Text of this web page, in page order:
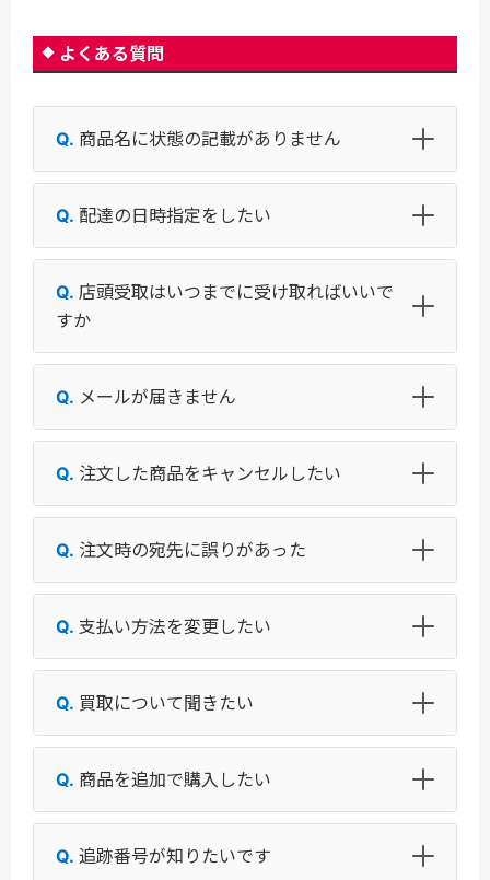
よくある質問
商品名に状態の記載がありません
配達の日時指定をしたい
店頭受取はいつまでに受け取ればいいで
すか
メールが届きません
注文した商品をキャンセルしたい
注文時の宛先に誤りがあった
支払い方法を変更したい
買取について聞きたい
商品を追加で購入したい
追跡番号が知りたいです